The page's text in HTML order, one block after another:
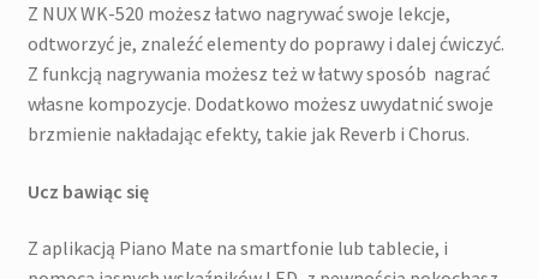
Z NUX WK-520 możesz łatwo nagrywać swoje lekcje,
odtworzyć je, znaleźć elementy do poprawy i dalej ćwiczyć.
Z funkcją nagrywania możesz też w łatwy sposób nagrać
własne kompozycje. Dodatkowo możesz uwydatnić swoje
brzmienie nakładając efekty, takie jak Reverb i Chorus.
Ucz bawiąc się
Z aplikacją Piano Mate na smartfonie lub tablecie, i